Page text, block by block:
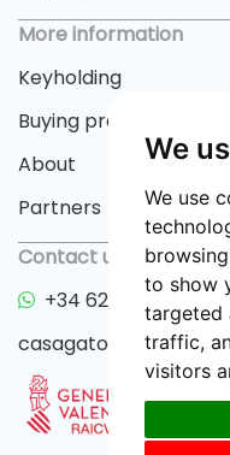
We
We use
to show
targeted
traffic,
visitors
More information
Keyholding
Buying process
About
Partners
Contact us
+34 622 33 55 82